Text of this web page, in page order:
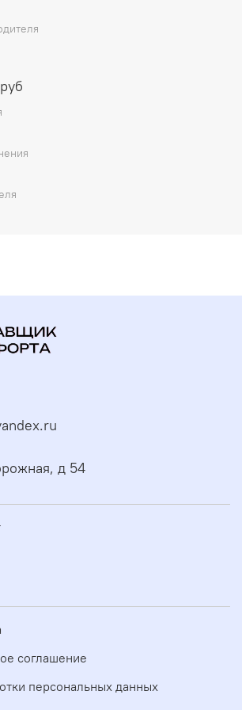
соглашение
персональных данных
д 54